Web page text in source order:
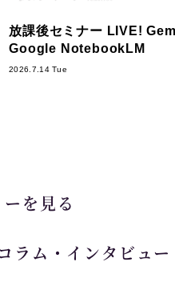
放課後セミナー LIVE!
Google NotebookLM
2026.7.14 Tue
を見る
コラム・インタビュー